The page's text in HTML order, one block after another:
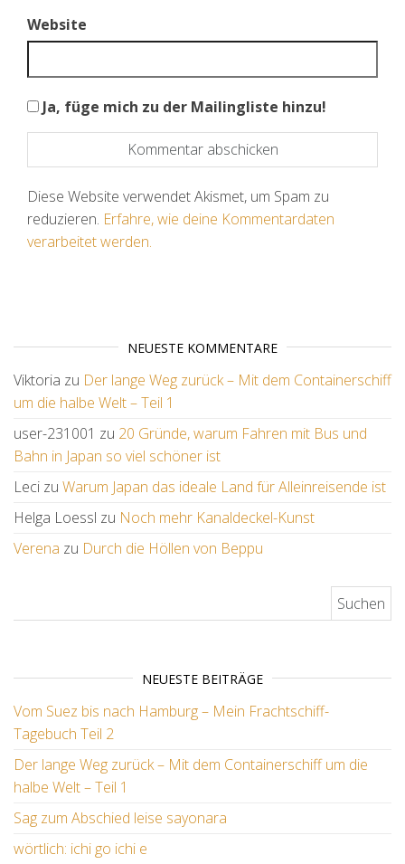
Website
Ja, füge mich zu der Mailingliste hinzu!
Diese Website verwendet Akismet, um Spam zu
reduzieren. Erfahre, wie deine Kommentardaten
verarbeitet werden.
NEUESTE KOMMENTARE
Viktoria zu Der lange Weg zurück – Mit dem Containerschiff
um die halbe Welt – Teil 1
user-231001 zu 20 Gründe, warum Fahren mit Bus und
Bahn in Japan so viel schöner ist
Leci zu Warum Japan das ideale Land für Alleinreisende ist
Helga Loessl zu Noch mehr Kanaldeckel-Kunst
Verena zu Durch die Höllen von Beppu
NEUESTE BEITRÄGE
Vom Suez bis nach Hamburg – Mein Frachtschiff-
Tagebuch Teil 2
Der lange Weg zurück – Mit dem Containerschiff um die
halbe Welt – Teil 1
Sag zum Abschied leise sayonara
wörtlich: ichi go ichi e